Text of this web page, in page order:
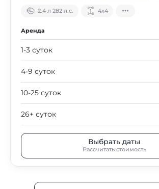
2.4 л 282 л.с. 4х4
Аренда
1-3 суток
4-9 суток
10-25 суток
26+ суток
Выбрать даты
Рассчитать стоимость